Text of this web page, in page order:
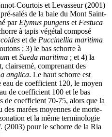
Courtois et Levasseur (2001)
salés de la baie du Mont Saint-
par Elymus pungens et Festuca
à tapis végétal composé
et de Puccinellia maritima
; 3) le bas schorre à
et Sueda maritima ; et 4) la
clairsemé, comprenant des
anglica. Le haut schorre est
eau de coefficient 120, le moyen
de coefficient 100 et le bas
de coefficient 70-75, alors que la
marées moyennes de morte-
et la même terminologie
. (2003) pour le schorre de la Ria